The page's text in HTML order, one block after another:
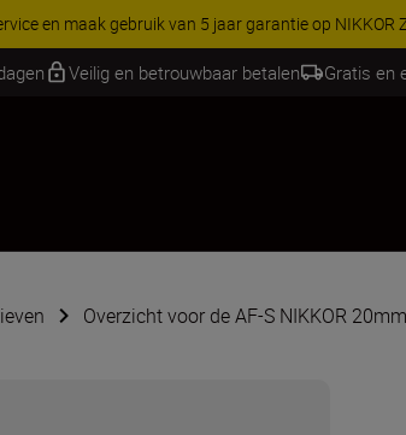
| Bespaar 15% op geselecteerde accessoires, maak je
Veilig en betrouwbaar betalen Gratis en
Overzicht voor de AF-S NIKKOR